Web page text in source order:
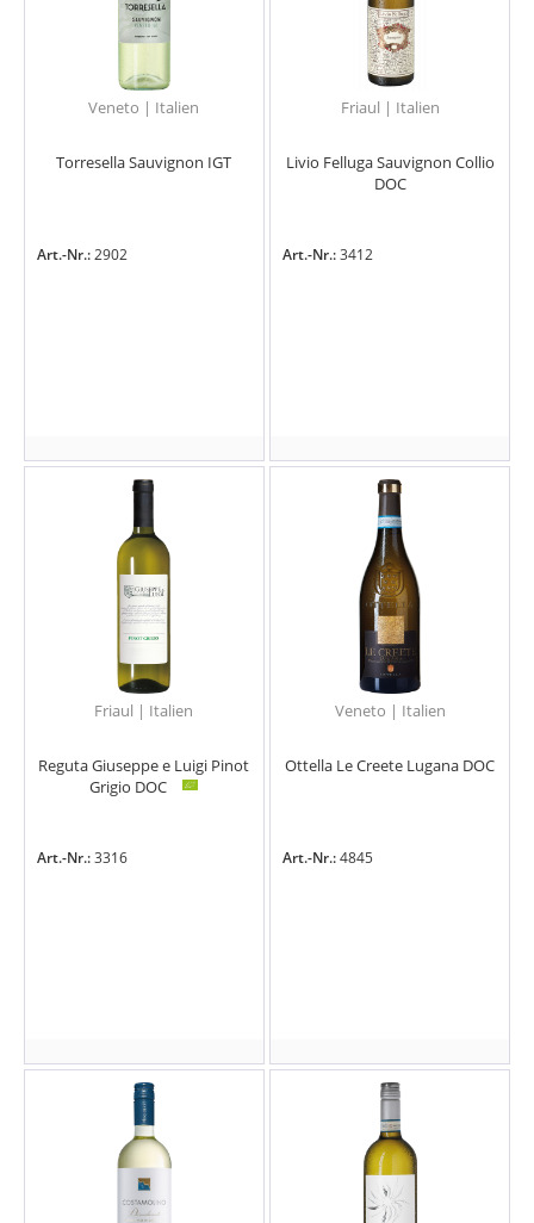
Veneto | Italien
Torresella Sauvignon IGT
Art.-Nr.:2902
Friaul | Italien
Livio Felluga Sauvignon Collio
DOC
Art.-Nr.:3412
Friaul | Italien
Reguta Giuseppe e Luigi Pinot
Grigio DOC
Art.-Nr.:3316
Veneto | Italien
Ottella Le Creete Lugana DOC
Art.-Nr.:4845